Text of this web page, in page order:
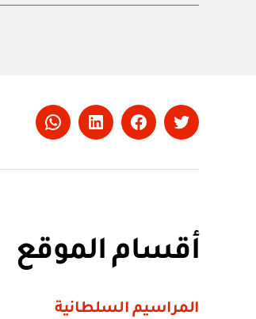
Twitter
Facebook
LinkedIn
Whatsapp
أقسام الموقع
المراسيم السلطانية